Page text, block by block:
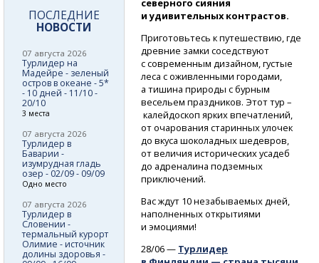
северного сияния
и удивительных контрастов.
Приготовьтесь к путешествию, где
древние замки соседствуют
с современным дизайном, густые
леса с оживленными городами,
а тишина природы с бурным
весельем праздников. Этот тур –
калейдоскоп ярких впечатлений,
от очарования старинных улочек
до вкуса шоколадных шедевров,
от величия исторических усадеб
до адреналина подземных
приключений.
Вас ждут 10 незабываемых дней,
наполненных открытиями
и эмоциями!
28/06 — Турлидер
ПОСЛЕДНИЕ
НОВОСТИ
07 августа 2026
Турлидер на
Мадейре - зеленый
остров в океане - 5*
- 10 дней - 11/10 -
20/10
3 места
07 августа 2026
Турлидер в
Баварии -
изумрудная гладь
озер - 02/09 - 09/09
Одно место
07 августа 2026
Турлидер в
Словении -
термальный курорт
Олимие - источник
долины здоровья -